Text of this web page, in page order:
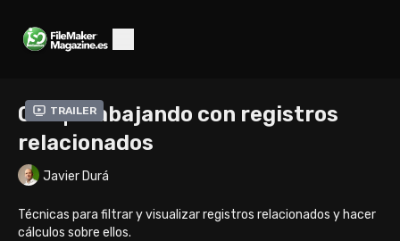
Trailer
047 | Trabajando con registros
relacionados
Javier Durá
Técnicas para filtrar y visualizar registros relacionados y hacer
cálculos sobre ellos.